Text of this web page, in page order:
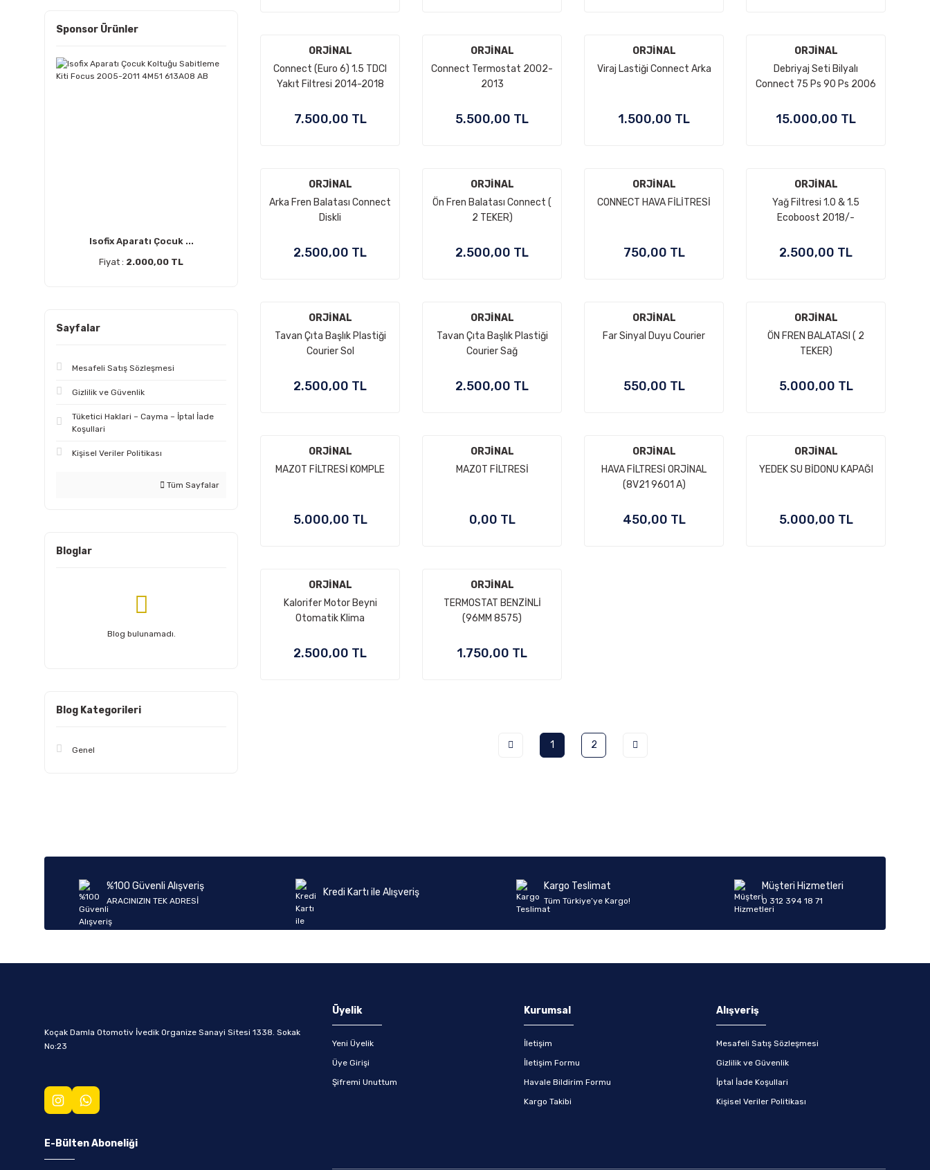
Sponsor Ürünler
Isofix Aparatı Çocuk ...
Fiyat : 2.000,00 TL
Sayfalar
Mesafeli Satış Sözleşmesi
Gizlilik ve Güvenlik
Tüketici Haklari – Cayma – İptal İade
Koşullari
Kişisel Veriler Politikası
Tüm Sayfalar
Bloglar
Blog bulunamadı.
Blog Kategorileri
Genel
ORJİNAL
Connect (Euro 6) 1.5 TDCI
Yakıt Filtresi 2014-2018
7.500,00 TL
ORJİNAL
Connect Termostat 2002-
2013
5.500,00 TL
ORJİNAL
Viraj Lastiği Connect Arka
1.500,00 TL
ORJİNAL
Debriyaj Seti Bilyalı
Connect 75 Ps 90 Ps 2006
15.000,00 TL
ORJİNAL
Arka Fren Balatası Connect
Diskli
2.500,00 TL
ORJİNAL
Ön Fren Balatası Connect (
2 TEKER)
2.500,00 TL
ORJİNAL
CONNECT HAVA FİLİTRESİ
750,00 TL
ORJİNAL
Yağ Filtresi 1.0 & 1.5
Ecoboost 2018/-
2.500,00 TL
ORJİNAL
Tavan Çıta Başlık Plastiği
Courier Sol
2.500,00 TL
ORJİNAL
Tavan Çıta Başlık Plastiği
Courier Sağ
2.500,00 TL
ORJİNAL
Far Sinyal Duyu Courier
550,00 TL
ORJİNAL
ÖN FREN BALATASI ( 2
TEKER)
5.000,00 TL
ORJİNAL
MAZOT FİLTRESİ KOMPLE
5.000,00 TL
ORJİNAL
MAZOT FİLTRESİ
0,00 TL
ORJİNAL
HAVA FİLTRESİ ORJİNAL
(8V21 9601 A)
450,00 TL
ORJİNAL
YEDEK SU BİDONU KAPAĞI
5.000,00 TL
ORJİNAL
Kalorifer Motor Beyni
Otomatik Klima
2.500,00 TL
ORJİNAL
TERMOSTAT BENZİNLİ
(96MM 8575)
1.750,00 TL
1 2
%100 Güvenli Alışveriş
ARACINIZIN TEK ADRESİ
Kredi Kartı ile Alışveriş
Kargo Teslimat
Tüm Türkiye’ye Kargo!
Müşteri Hizmetleri
0 312 394 18 71
Koçak Damla Otomotiv İvedik Organize Sanayi Sitesi 1338. Sokak
No:23
Üyelik
Yeni Üyelik
Üye Girişi
Şifremi Unuttum
Kurumsal
İletişim
İletişim Formu
Havale Bildirim Formu
Kargo Takibi
Alışveriş
Mesafeli Satış Sözleşmesi
Gizlilik ve Güvenlik
İptal İade Koşullari
Kişisel Veriler Politikası
E-Bülten Aboneliği